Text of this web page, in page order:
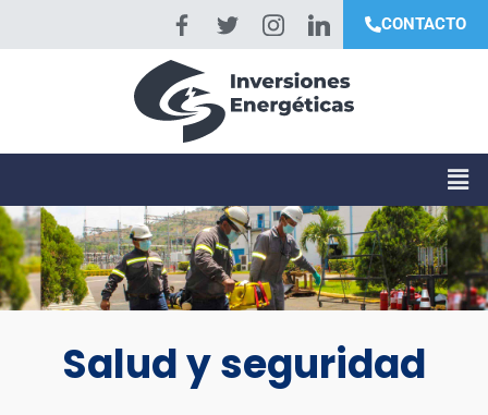
CONTACTO
Salud y seguridad